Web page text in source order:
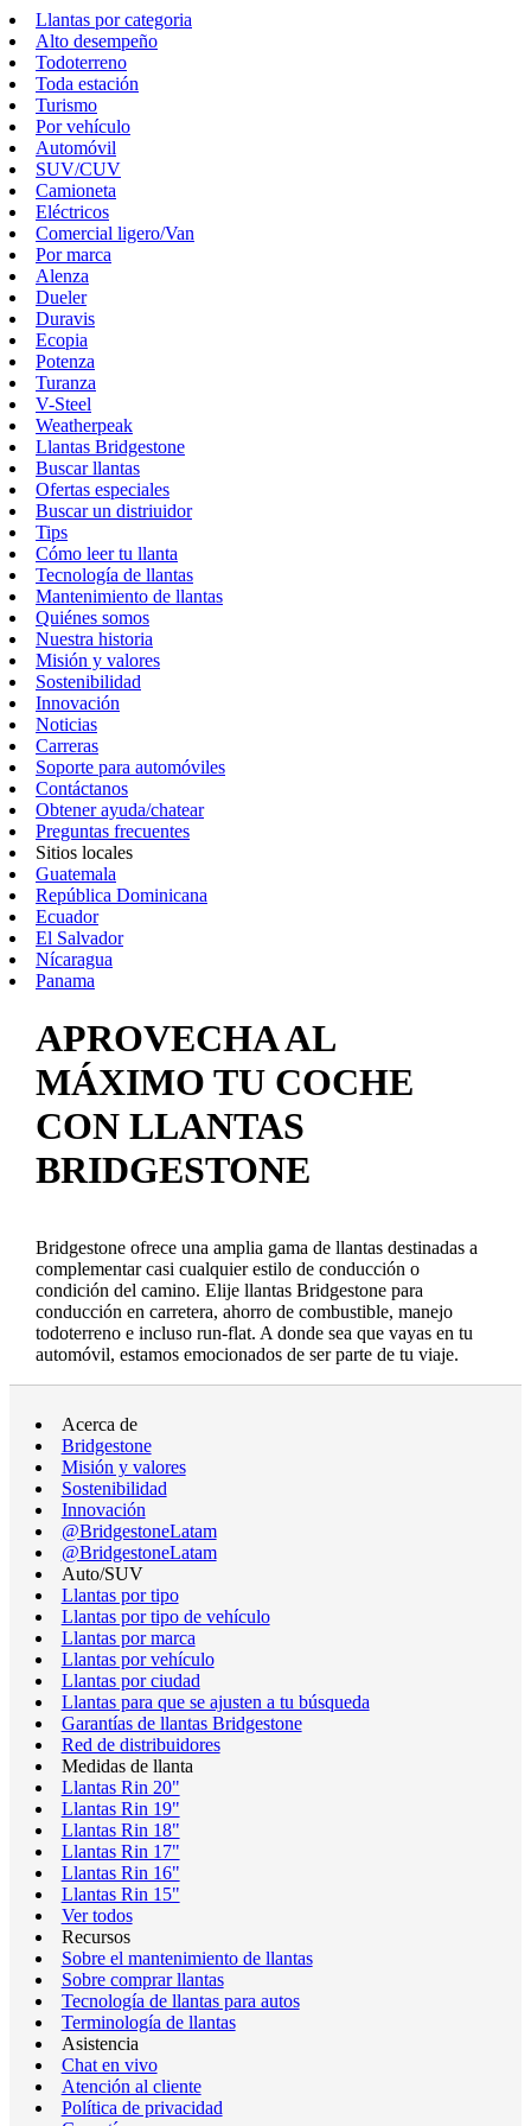
Llantas por categoria
Alto desempeño
Todoterreno
Toda estación
Turismo
Por vehículo
Automóvil
SUV/CUV
Camioneta
Eléctricos
Comercial ligero/Van
Por marca
Alenza
Dueler
Duravis
Ecopia
Potenza
Turanza
V-Steel
Weatherpeak
Llantas Bridgestone
Buscar llantas
Ofertas especiales
Buscar un distriuidor
Tips
Cómo leer tu llanta
Tecnología de llantas
Mantenimiento de llantas
Quiénes somos
Nuestra historia
Misión y valores
Sostenibilidad
Innovación
Noticias
Carreras
Soporte para automóviles
Contáctanos
Obtener ayuda/chatear
Preguntas frecuentes
Sitios locales
Guatemala
República Dominicana
Ecuador
El Salvador
Nícaragua
Panama
APROVECHA AL
MÁXIMO TU COCHE
CON LLANTAS
BRIDGESTONE
Bridgestone ofrece una amplia gama de llantas destinadas a
complementar casi cualquier estilo de conducción o
condición del camino. Elije llantas Bridgestone para
conducción en carretera, ahorro de combustible, manejo
todoterreno e incluso run-flat. A donde sea que vayas en tu
automóvil, estamos emocionados de ser parte de tu viaje.
Acerca de
Bridgestone
Misión y valores
Sostenibilidad
Innovación
@BridgestoneLatam
@BridgestoneLatam
Auto/SUV
Llantas por tipo
Llantas por tipo de vehículo
Llantas por marca
Llantas por vehículo
Llantas por ciudad
Llantas para que se ajusten a tu búsqueda
Garantías de llantas Bridgestone
Red de distribuidores
Medidas de llanta
Llantas Rin 20"
Llantas Rin 19"
Llantas Rin 18"
Llantas Rin 17"
Llantas Rin 16"
Llantas Rin 15"
Ver todos
Recursos
Sobre el mantenimiento de llantas
Sobre comprar llantas
Tecnología de llantas para autos
Terminología de llantas
Asistencia
Chat en vivo
Atención al cliente
Política de privacidad